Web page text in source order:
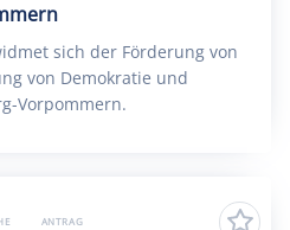
sich der Förderung von
von Demokratie und
Vorpommern.
ANTRAG